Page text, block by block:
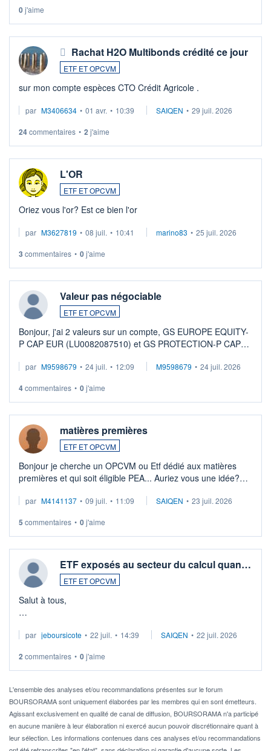
0j'aime
Rachat H2O Multibonds crédité ce jour
ETF ET OPCVM
sur mon compte espèces CTO Crédit Agricole .
par M3406634 • 01 avr. • 10:39 SAIQEN • 29 juil. 2026
24commentaires • 2 j'aime
L'OR
ETF ET OPCVM
Oriez vous l'or? Est ce bien l'or
par M3627819 • 08 juil. • 10:41 marino83 • 25 juil. 2026
3 commentaires • 0j'aime
Valeur pas négociable
ETF ET OPCVM
Bonjour, j'ai 2 valeurs sur un compte, GS EUROPE EQUITY-
P CAP EUR (LU0082087510) et GS PROTECTION-P CAP
veux procéder à la vente, on me signale ...
par M9598679 • 24 juil. • 12:09 M9598679 • 24 juil. 2026
4commentaires • 0j'aime
matières premières
ETF ET OPCVM
Bonjour je cherche un OPCVM ou Etf dédié aux matières
premières et qui soit éligible PEA... Auriez vous une idée?
par M4141137 • 09 juil. • 11:09 SAIQEN • 23 juil. 2026
5 commentaires • 0j'aime
ETF exposés au secteur du calcul quan…
ETF ET OPCVM
Salut à tous,
via un ETF plutôt que des actions individuelles.
Idéalement, je voudrais qu'il soit éligible au PEA.
Pour l' ...
par jeboursicote • 22 juil. • 14:39 SAIQEN • 22 juil. 2026
2 commentaires • 0j'aime
L'ensemble des analyses et/ou recommandations présentes sur le forum
BOURSORAMA sont uniquement élaborées par les membres qui en sont émetteurs.
Agissant exclusivement en qualité de canal de diffusion, BOURSORAMA n'a participé
en aucune manière à leur élaboration ni exercé aucun pouvoir discrétionnaire quant à
leur sélection. Les informations contenues dans ces analyses et/ou recommandations